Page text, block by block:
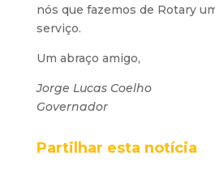
nós que fazemos de Rotary
serviço.
Um abraço amigo,
Jorge Lucas Coelho
Governador
Partilhar esta notícia